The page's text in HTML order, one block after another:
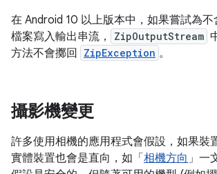
在 Android 10 以上版本中，如果嘗試為不
檔案寫入輸出串流，
ZipOutputStream
方法不會擲回 ZipException 。
攝影機變更
許多使用相機的應用程式會假設，如果裝
實體裝置也會是直向，如「 相機方向 」一